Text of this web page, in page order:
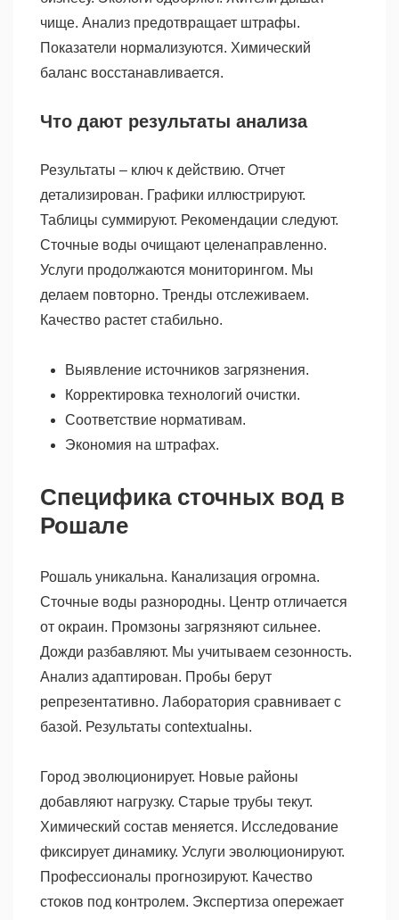
чище. Анализ предотвращает штрафы.
Показатели нормализуются. Химический
баланс восстанавливается.
Что дают результаты анализа
Результаты – ключ к действию. Отчет
детализирован. Графики иллюстрируют.
Таблицы суммируют. Рекомендации следуют.
Сточные воды очищают целенаправленно.
Услуги продолжаются мониторингом. Мы
делаем повторно. Тренды отслеживаем.
Качество растет стабильно.
Выявление источников загрязнения.
Корректировка технологий очистки.
Соответствие нормативам.
Экономия на штрафах.
Специфика сточных вод в
Рошале
Рошаль уникальна. Канализация огромна.
Сточные воды разнородны. Центр отличается
от окраин. Промзоны загрязняют сильнее.
Дожди разбавляют. Мы учитываем сезонность.
Анализ адаптирован. Пробы берут
репрезентативно. Лаборатория сравнивает с
базой. Результаты contextualны.
Город эволюционирует. Новые районы
добавляют нагрузку. Старые трубы текут.
Химический состав меняется. Исследование
фиксирует динамику. Услуги эволюционируют.
Профессионалы прогнозируют. Качество
стоков под контролем. Экспертиза опережает